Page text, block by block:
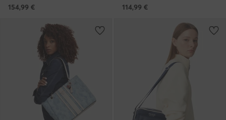
154,99 €
114,99 €